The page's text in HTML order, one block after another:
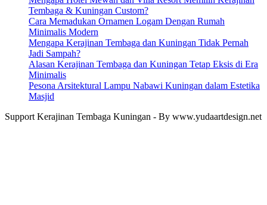
Tembaga & Kuningan Custom?
Cara Memadukan Ornamen Logam Dengan Rumah
Minimalis Modern
Mengapa Kerajinan Tembaga dan Kuningan Tidak Pernah
Jadi Sampah?
Alasan Kerajinan Tembaga dan Kuningan Tetap Eksis di Era
Minimalis
Pesona Arsitektural Lampu Nabawi Kuningan dalam Estetika
Masjid
Support Kerajinan Tembaga Kuningan - By www.yudaartdesign.net